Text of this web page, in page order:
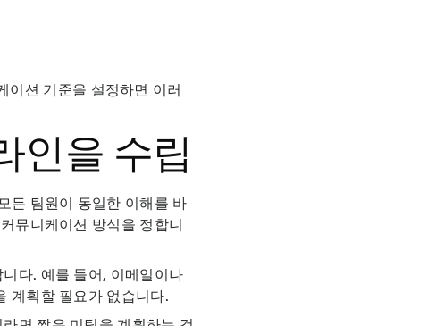
이션 기준을 설정하면 이러
인을 수립
든 팀원이 동일한 이해를 바
뮤니케이션 방식을 정합니
다. 예를 들어, 이메일이나
계획할 필요가 없습니다.